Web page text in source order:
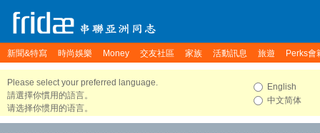
新聞&特寫 時尚娛樂 Money 交友社區 家族 活動訊息 旅遊 Perks會
Please select your preferred language.
請選擇你慣用的語言。
请选择你惯用的语言。
English
中文简体